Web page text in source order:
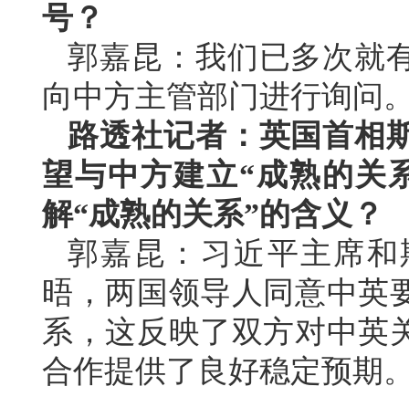
号？
郭嘉昆：我们已多次就
向中方主管部门进行询问
路透社记者：英国首相
望与中方建立“成熟的关
解“成熟的关系”的含义？
郭嘉昆：习近平主席
晤，两国领导人同意中英
系，这反映了双方对中英
合作提供了良好稳定预期